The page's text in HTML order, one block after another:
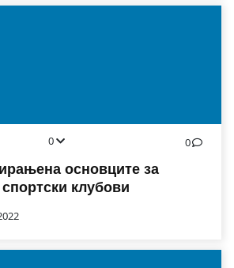
0 0
основците за
клубови